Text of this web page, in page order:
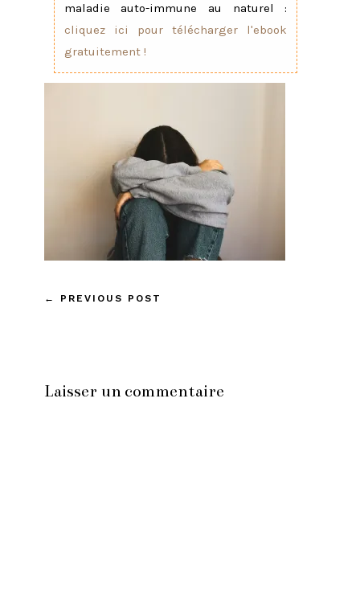
maladie auto-immune au naturel :
cliquez ici pour télécharger l'ebook
gratuitement !
← PREVIOUS POST
Laisser un commentaire